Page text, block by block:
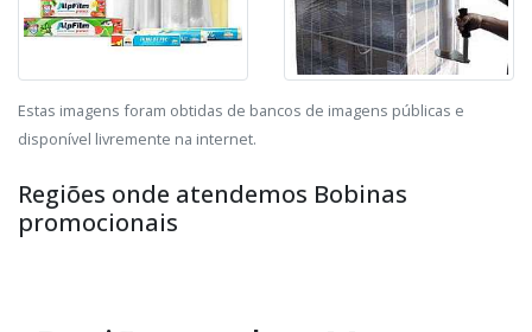
Estas imagens foram obtidas de bancos de imagens públicas e
disponível livremente na internet.
Regiões onde atendemos Bobinas
promocionais